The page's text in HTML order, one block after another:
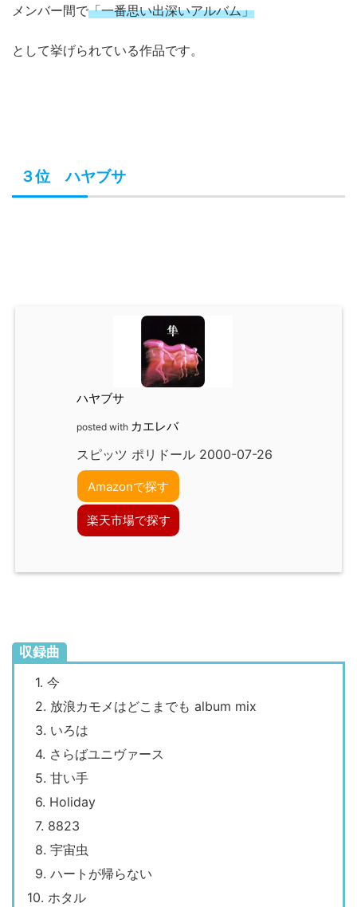
メンバー間で「一番思い出深いアルバム」
として挙げられている作品です。
３位 ハヤブサ
ハヤブサ
posted with カエレバ
スピッツ ポリドール 2000-07-26
Amazonで探す
楽天市場で探す
収録曲
1. 今
2. 放浪カモメはどこまでも album mix
3. いろは
4. さらばユニヴァース
5. 甘い手
6. Holiday
7. 8823
8. 宇宙虫
9. ハートが帰らない
10. ホタル